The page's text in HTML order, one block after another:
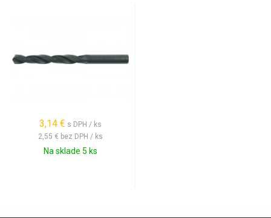
3,14 € s DPH / ks
2,55 € bez DPH / ks
Na sklade 5 ks